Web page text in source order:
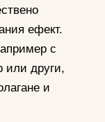
ефект.
с
или други,
и